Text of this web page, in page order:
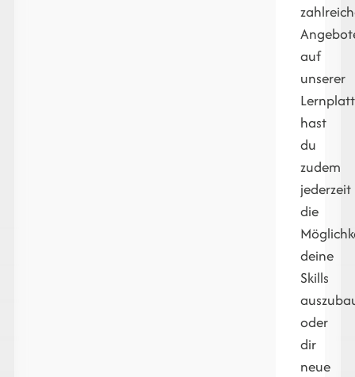
auf
unserer
hast
du
zudem
jederzeit
die
deine
Skills
oder
dir
neue